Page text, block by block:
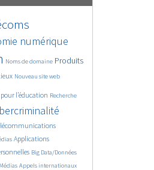
numérique
Noms de domaine Produits
Nouveau site web
pour l’éducation Recherche
Applications
Big Data/Données
Médias Appels internationaux